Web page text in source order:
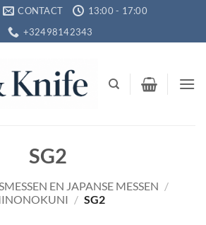
CONTACT
13:00 - 17:00
+32498142343
SG2
EN JAPANSE MESSEN /
/ SG2